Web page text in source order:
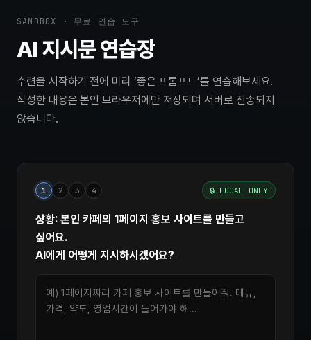
SANDBOX · 무료 연습 도구
AI 지시문 연습장
수련을 시작하기 전에 미리 ‘좋은 프롬프트’를 연습해보세요.
작성한 내용은 본인 브라우저에만 저장되며 서버로 전송되지
않습니다.
1 2 3 4 🔒 LOCAL ONLY
상황: 본인 카페의 1페이지 홍보 사이트를 만들고
싶어요.
AI에게 어떻게 지시하시겠어요?